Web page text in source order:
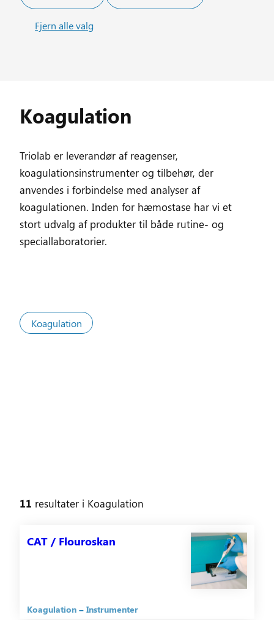
Fjern alle valg
Koagulation
Triolab er leverandør af reagenser,
koagulationsinstrumenter og tilbehør, der
anvendes i forbindelse med analyser af
koagulationen. Inden for hæmostase har vi et
stort udvalg af produkter til både rutine- og
speciallaboratorier.
Koagulation
11 resultater i Koagulation
CAT / Flouroskan
Koagulation Instrumenter